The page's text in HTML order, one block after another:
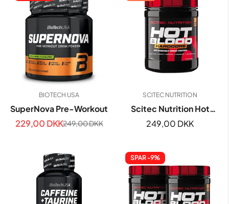
BIOTECH USA
SuperNova Pre-Workout
Udsalgspris
229,00 DKKNormal
249,00 DKK
SCITEC NUTRITION
Scitec Nutrition Hot
Blood Hardcore 375g
Normal
249,00 DKK
SPAR -9%